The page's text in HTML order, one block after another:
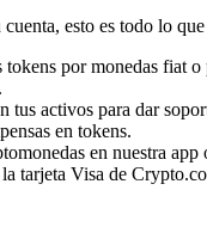
esto es todo lo que
tokens por monedas fiat o
tus activos para dar
en tokens.
en nuestra app
tarjeta Visa de